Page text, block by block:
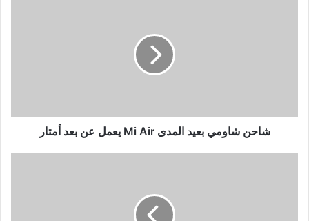
بعد
شاحن شاومي بعيد المدى Mi Air يعمل عن بعد أمتار